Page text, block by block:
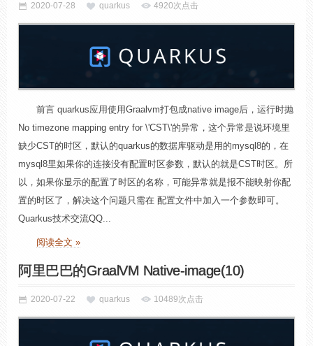
2020-07-28 quarkus 4920次点击
前言 quarkus应用使用Graalvm打包成native image后，运行时抛
No timezone mapping entry for \'CST\'的异常，这个异常是说环境里
缺少CST的时区，默认的quarkus的数据库驱动是用的mysql8的，在
mysql8里如果你的连接没有配置时区参数，默认的就是CST时区。所
以，如果你显示的配置了时区的名称，可能异常就是报不能映射你配
置的时区了，解决这个问题只需在 配置文件中加入一个参数即可。
Quarkus技术交流QQ...
阅读全文 »
阿里巴巴的GraalVM Native-image(10)
2020-07-22 quarkus 10489次点击